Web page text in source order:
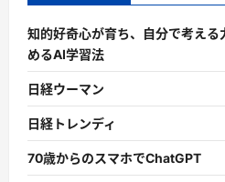
知的好奇心が育ち、自分で考える
めるAI学習法
日経ウーマン
日経トレンディ
70歳からのスマホでChatGPT